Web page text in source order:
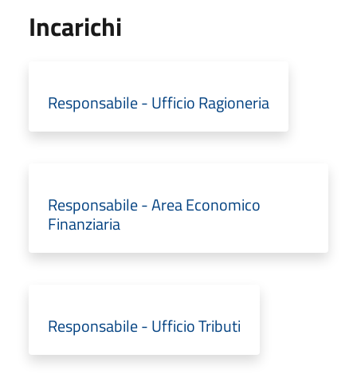
Incarichi
Responsabile - Ufficio Ragioneria
Responsabile - Area Economico
Finanziaria
Responsabile - Ufficio Tributi